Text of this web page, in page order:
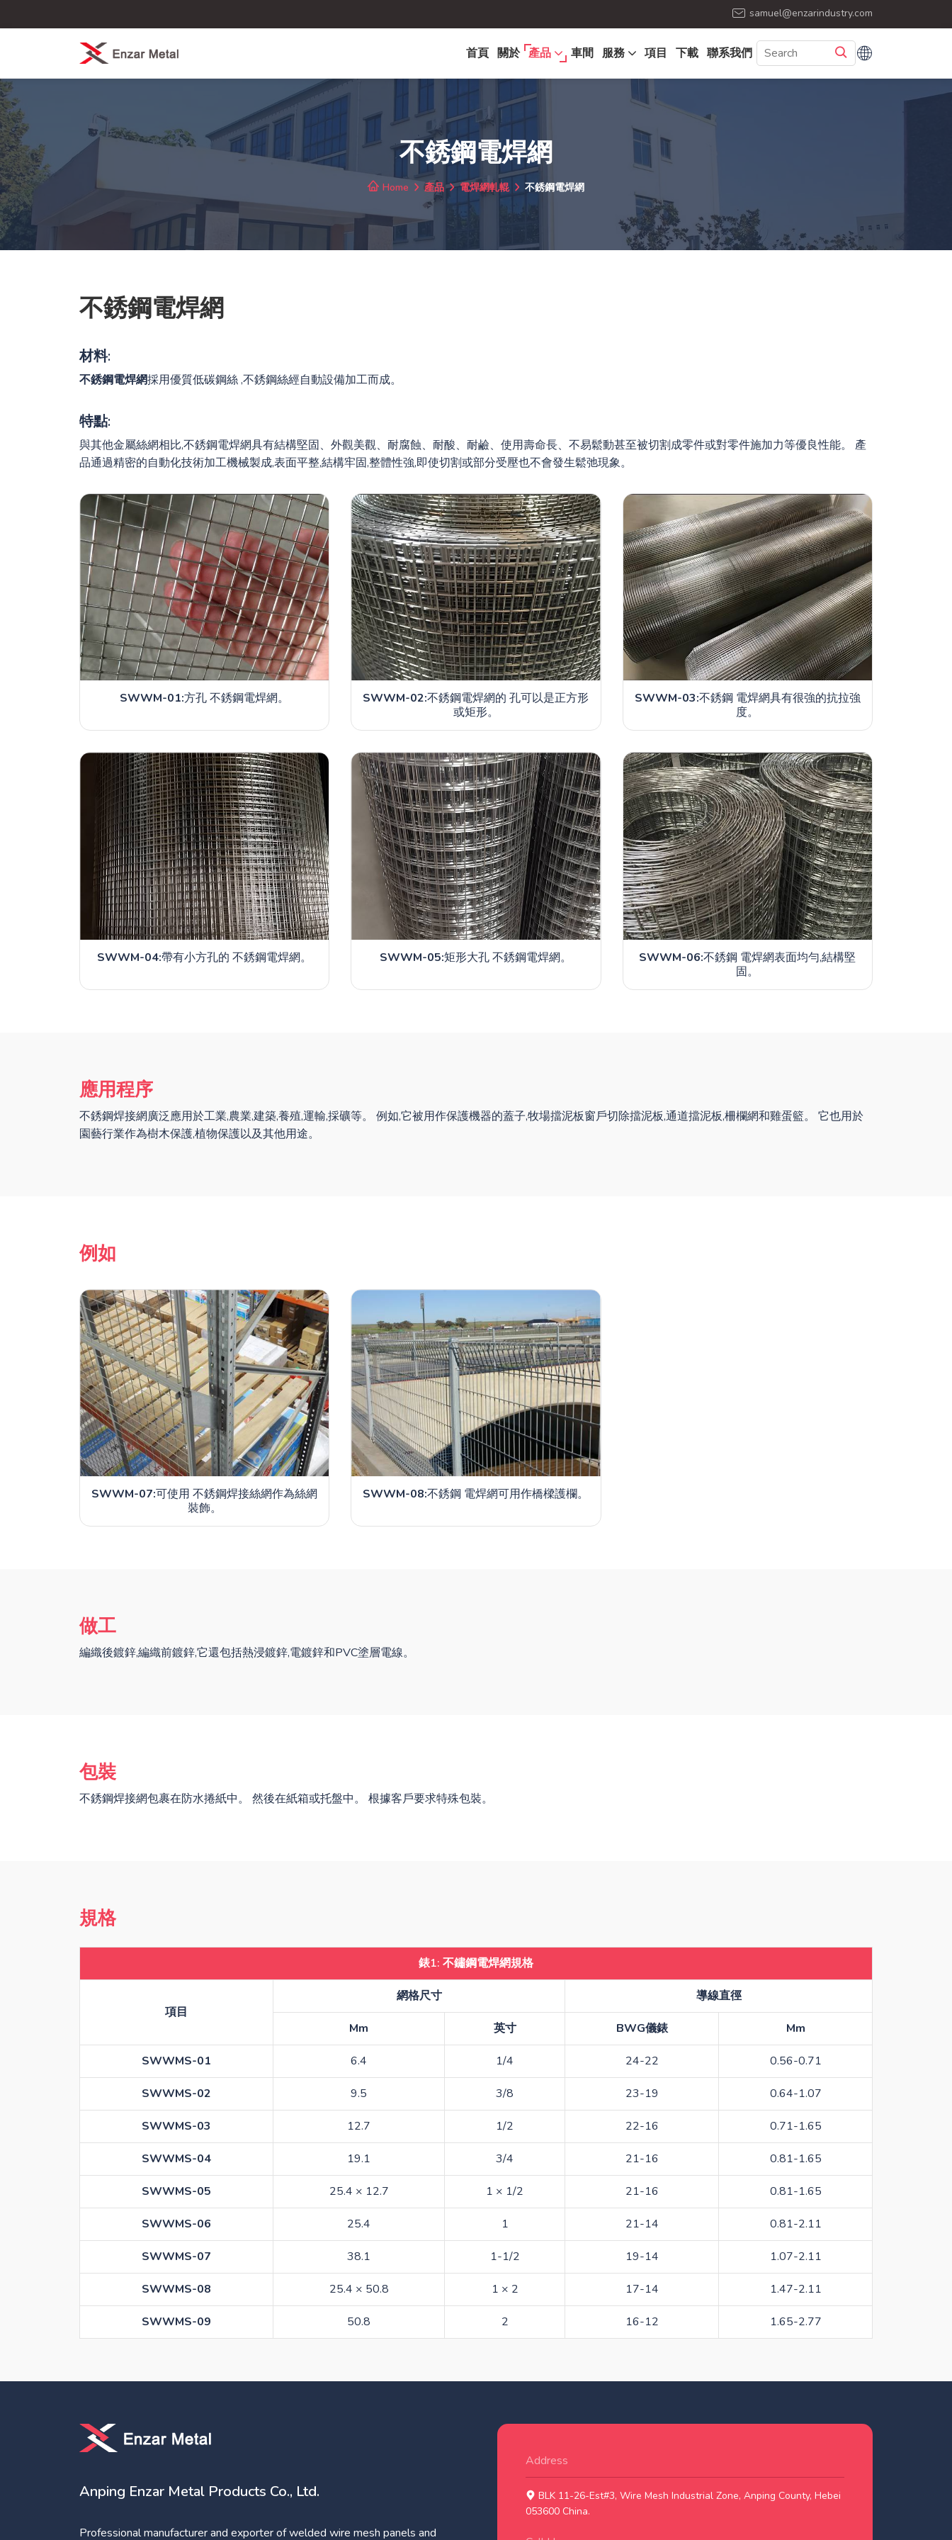
samuel@enzarindustry.com
首頁 關於 產品 車間 服務 項目 下載 聯系我們
不銹鋼電焊網
Home 產品 電焊網軋輥 不銹鋼電焊網
不銹鋼電焊網
材料:
不銹鋼電焊網採用優質低碳鋼絲 ,不銹鋼絲經自動設備加工而成。
特點:
與其他金屬絲網相比,不銹鋼電焊網具有結構堅固、外觀美觀、耐腐蝕、耐酸、耐鹼、使用壽命長、不易鬆動甚至被切割成零件或對零件施加力等優良性能。 產
品通過精密的自動化技術加工機械製成,表面平整,結構牢固,整體性強,即使切割或部分受壓也不會發生鬆弛現象。
SWWM-01:方孔 不銹鋼電焊網。 SWWM-02:不銹鋼電焊網的 孔可以是正方形
或矩形。
SWWM-03:不銹鋼 電焊網具有很強的抗拉強
度。
SWWM-04:帶有小方孔的 不銹鋼電焊網。 SWWM-05:矩形大孔 不銹鋼電焊網。 SWWM-06:不銹鋼 電焊網表面均勻,結構堅
固。
應用程序
不銹鋼焊接網廣泛應用於工業,農業,建築,養殖,運輸,採礦等。 例如,它被用作保護機器的蓋子,牧場擋泥板窗戶切除擋泥板,通道擋泥板,柵欄網和雞蛋籃。 它也用於
園藝行業作為樹木保護,植物保護以及其他用途。
例如
SWWM-07:可使用 不銹鋼焊接絲網作為絲網
裝飾。
SWWM-08:不銹鋼 電焊網可用作橋樑護欄。
做工
編織後鍍鋅,編織前鍍鋅,它還包括熱浸鍍鋅,電鍍鋅和PVC塗層電線。
包裝
不銹鋼焊接網包裹在防水捲紙中。 然後在紙箱或托盤中。 根據客戶要求特殊包裝。
規格
錶1: 不鏽鋼電焊網規格
項目
網格尺寸 導線直徑
Mm 英寸 BWG儀錶 Mm
SWWMS-01 6.4 1/4 24-22 0.56-0.71
SWWMS-02 9.5 3/8 23-19 0.64-1.07
SWWMS-03 12.7 1/2 22-16 0.71-1.65
SWWMS-04 19.1 3/4 21-16 0.81-1.65
SWWMS-05 25.4 × 12.7 1 × 1/2 21-16 0.81-1.65
SWWMS-06 25.4 1 21-14 0.81-2.11
SWWMS-07 38.1 1-1/2 19-14 1.07-2.11
SWWMS-08 25.4 × 50.8 1 × 2 17-14 1.47-2.11
SWWMS-09 50.8 2 16-12 1.65-2.77
Anping Enzar Metal Products Co., Ltd.
Professional manufacturer and exporter of welded wire mesh panels and
Address
BLK 11-26-Est#3, Wire Mesh Industrial Zone, Anping County, Hebei
053600 China.